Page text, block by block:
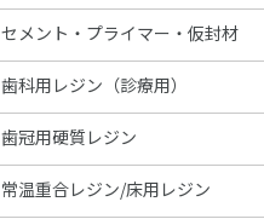
松風S-WAVEスキャナーシリーズ
DWXシリーズ/MD-500S
オストロマットシリーズ
ハイブリッドレジンHCシリーズ
その他レジン
松風ディスクワックス
カーラプリント シリーズ
UltraCraft A2D HD
ディーマ プリントシリーズイン
ク
NC ベラシア（前歯/臼歯）
バイオリンガ
エンデュラ ゼロ臼歯
松風リアルクラウン前歯
レジン前歯
松風レジン臼歯
松風バイオエースレジン歯 20°臼
歯
陶歯
ベラシア SA ポーセレン（前歯/
熱可塑性レジン歯
ベラシア SA フルアーチ
テンポラリークラウン用シェル
松風シェルクラウン SA
ヴィンテージ ZR
ヴィンテージ LD プレス
ヴィンテージ PRIME プレス
金属焼付用陶材
ヴィンテージ MP
ヴィンテージ ハロー
関連製品
ヴィンテージ アートシリーズ
希釈液・分離液・その他
印象材（診療用）
グランブルー EX
デントシリコーン アクア
印象材（技工用）
デュプリゲル
松風ラボシリコーン
関連製品
CDスペーサー
セメント・プライマー・仮封材
接着性レジンセメント
ビューティリンクSA
前処理材(プライマー)
各種前処理材
合着用セメント
歯科用レジン（診療用）
レジン（診療用）
ビューティシーラント
ボンディング材
歯冠用硬質レジン
歯冠用硬質レジン
常温重合レジン/床用レジン